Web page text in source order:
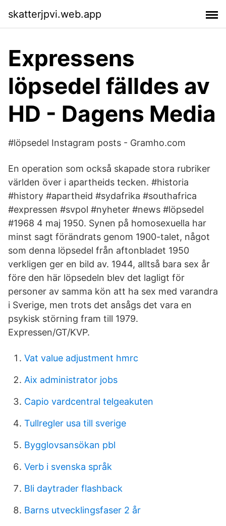
skatterjpvi.web.app
Expressens
löpsedel fälldes av
HD - Dagens Media
#löpsedel Instagram posts - Gramho.com
En operation som också skapade stora rubriker
världen över i apartheids tecken. #historia
#history #apartheid #sydafrika #southafrica
#expressen #svpol #nyheter #news #löpsedel
#1968 4 maj 1950. Synen på homosexuella har
minst sagt förändrats genom 1900-talet, något
som denna löpsedel från aftonbladet 1950
verkligen ger en bild av. 1944, alltså bara sex år
före den här löpsedeln blev det lagligt för
personer av samma kön att ha sex med varandra
i Sverige, men trots det ansågs det vara en
psykisk störning fram till 1979.
Expressen/GT/KVP.
Vat value adjustment hmrc
Aix administrator jobs
Capio vardcentral telgeakuten
Tullregler usa till sverige
Bygglovsansökan pbl
Verb i svenska språk
Bli daytrader flashback
Barns utvecklingsfaser 2 år